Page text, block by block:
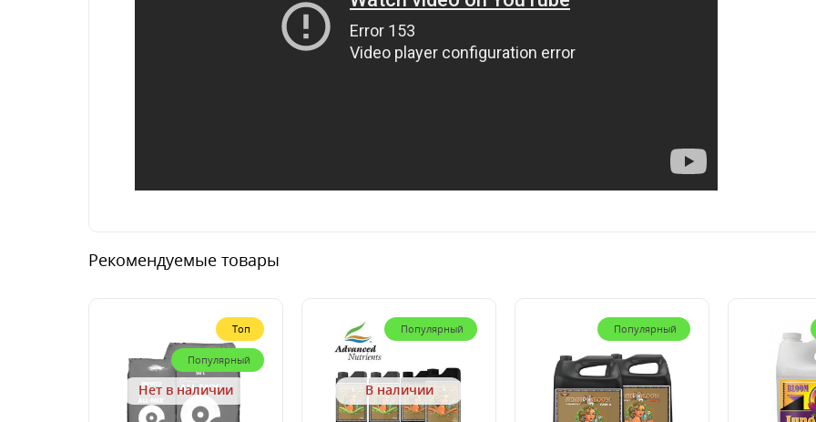
Рекомендуемые товары
Топ
Популярный
Нет в наличии
Популярный
В наличии
Популярный